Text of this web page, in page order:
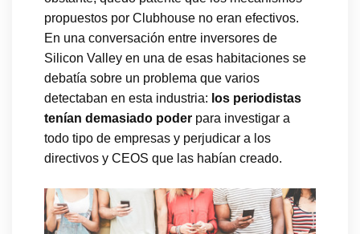
propuestos por Clubhouse no eran efectivos.
En una conversación entre inversores de
Silicon Valley en una de esas habitaciones se
debatía sobre un problema que varios
detectaban en esta industria: los periodistas
tenían demasiado poder para investigar a
todo tipo de empresas y perjudicar a los
directivos y CEOS que las habían creado.